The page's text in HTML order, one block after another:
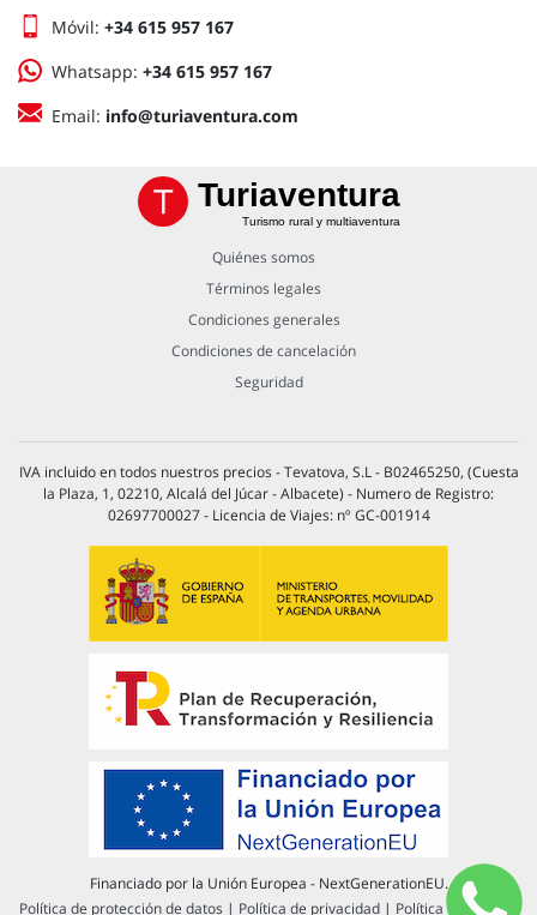
Móvil: +34 615 957 167
Whatsapp: +34 615 957 167
Email: info@turiaventura.com
Turiaventura
Turismo rural y multiaventura
Quiénes somos
Términos legales
Condiciones generales
Condiciones de cancelación
Seguridad
IVA incluido en todos nuestros precios - Tevatova, S.L - B02465250, (Cuesta
la Plaza, 1, 02210, Alcalá del Júcar - Albacete) - Numero de Registro:
02697700027 - Licencia de Viajes: nº GC-001914
Financiado por la Unión Europea - NextGenerationEU.
Política de protección de datos | Política de privacidad | Política de cookies